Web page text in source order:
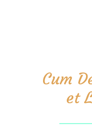
Cum
et